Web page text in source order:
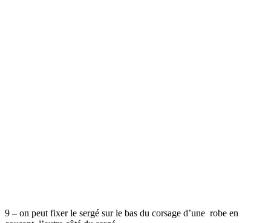
9 – on peut fixer le sergé sur le bas du corsage d’une robe en